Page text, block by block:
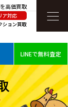
高価買取
ア対応
ション買取
LINEで無料査定